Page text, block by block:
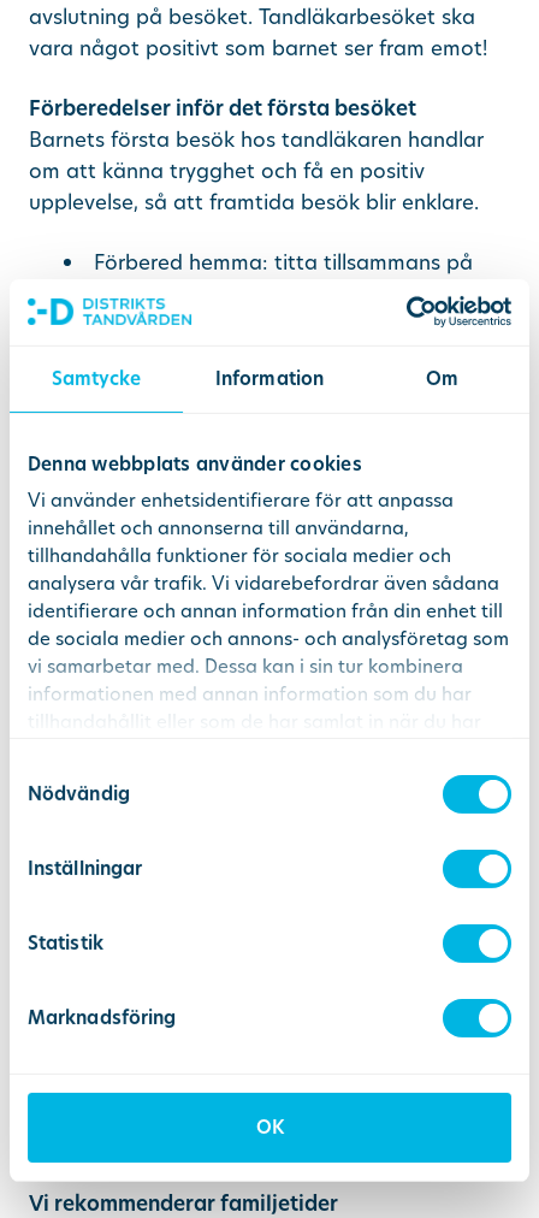
Samtycke Information Om
Denna webbplats använder cookies
Vi använder enhetsidentifierare för att anpassa
innehållet och annonserna till användarna,
tillhandahålla funktioner för sociala medier och
analysera vår trafik. Vi vidarebefordrar även sådana
identifierare och annan information från din enhet till
de sociala medier och annons- och analysföretag som
vi samarbetar med. Dessa kan i sin tur kombinera
informationen med annan information som du har
tillhandahållit eller som de har samlat in när du har
Nödvändig
Inställningar
Statistik
Marknadsföring
OK
avslutning på besöket. Tandläkarbesöket ska
vara något positivt som barnet ser fram emot!
Förberedelser inför det första besöket
Barnets första besök hos tandläkaren handlar
om att känna trygghet och få en positiv
upplevelse, så att framtida besök blir enklare.
Förbered hemma: titta tillsammans på
bilder eller korta filmer (till exempel vår
egna film om hur det första
tandläkare och räkna tänder, och prata
på ett enkelt sätt om vad som kommer
Håll lugnet: barn märker om vuxna är
stressade. Att föräldern är lugn hjälper
barnet att känna sig trygg
Gör det roligt: personalen tar emot
barnet i barnets egen takt. Besöket
handlar mest om att räkna tänder och få
en liten leksak , det ska vara kul och
Förebyggande tandvård
vanor som gör stor skillnad över tid:
Tandborstning morgon och kväll med
fluortandkräm
Regelbundna kontroller hos tandvården
Vi rekommenderar familjetider